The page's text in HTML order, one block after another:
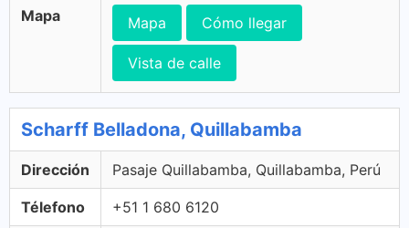
Mapa Mapa Cómo llegar
Vista de calle
Scharff Belladona, Quillabamba
Dirección Pasaje Quillabamba, Quillabamba, Perú
Télefono +51 1 680 6120